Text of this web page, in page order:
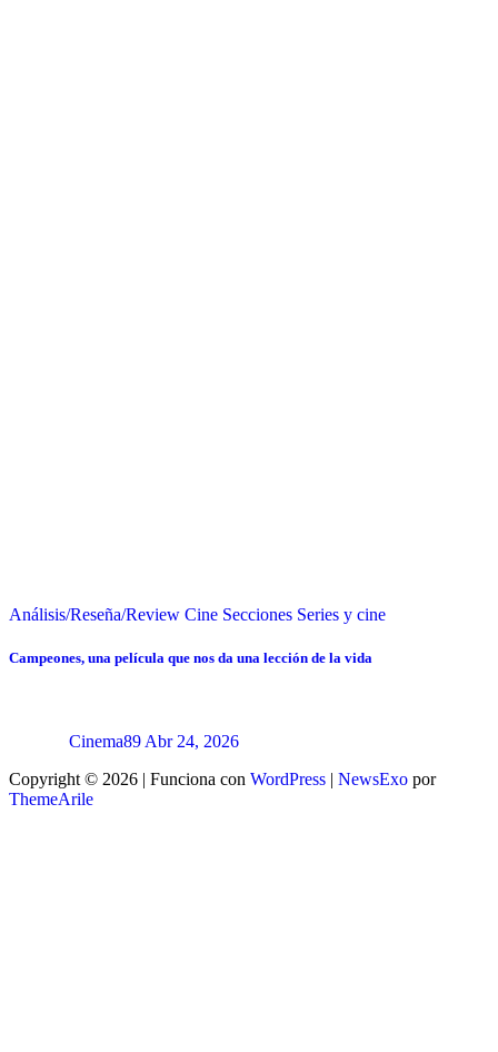
Análisis/Reseña/Review Cine Secciones Series y cine
Campeones, una película que nos da una lección de la vida
Cinema89 Abr 24, 2026
Copyright © 2026 | Funciona con WordPress | NewsExo por
ThemeArile